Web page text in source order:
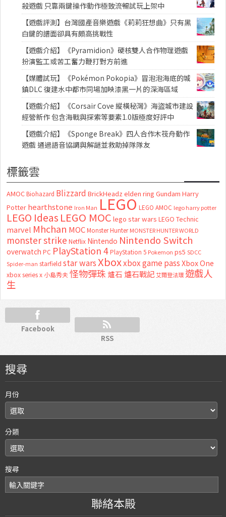
殺遊戲 只靠兩鍵操作動作極致流暢試玩上架中
【遊戲評測】台灣國產音樂遊戲《莉莉狂想曲》只有黑
白鍵的譜面卻具有頗高挑戰性
【遊戲介紹】《Pyramidion》硬核雙人合作物理遊戲
扮演監工或苦工奮力鞭打對方前進
【媒體試玩】《Pokémon Pokopia》冒泡泡海底的城
鎮DLC 復建水中都市同場加映漆黑一片的深海區域
【遊戲介紹】《Corsair Cove 縱橫秘灣》海盜城市建設
經營新作 包含海戰與探索等要素1.0版極度好評中
【遊戲介紹】《Sponge Break》四人合作木筏舟動作
遊戲 通過語音協調與解謎並救助掉隊隊友
標籤雲
AMOC Biohazard Blizzard BrickHeadz elden ring Gundam Harry
Potter hearthstone Iron Man LEGO LEGO AMOC lego harry potter
LEGO Ideas LEGO MOC lego star wars LEGO Technic
marvel Mhchan MOC Monster Hunter MONSTER HUNTER WORLD
monster strike Netflix Nintendo Nintendo Switch
overwatch PC PlayStation 4 PlayStation 5 Pokemon ps5 SDCC
Spider-man starfield star warsXboxxbox game passXbox One
xbox series x 小島秀夫怪物彈珠 爐石 爐石戰記艾爾登法環 遊戲人
生
Facebook
RSS
搜尋
月份
分類
搜尋
聯絡本殿